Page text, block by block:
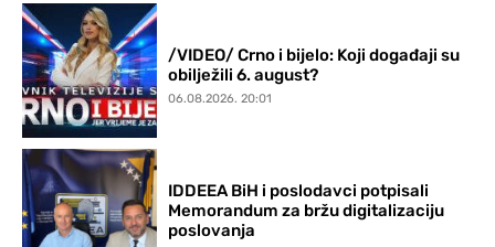
/VIDEO/ Crno i bijelo: Koji događaji su
obilježili 6. august?
06.08.2026. 20:01
IDDEEA BiH i poslodavci potpisali
Memorandum za bržu digitalizaciju
poslovanja